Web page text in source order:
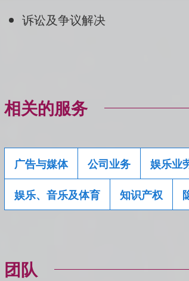
诉讼及争议解决
相关的服务
广告与媒体 公司业务 娱乐业
娱乐、音乐及体育 知识产权
团队